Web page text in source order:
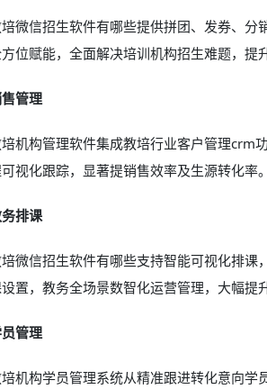
微信招生软件有哪些提供拼团、发券、
位赋能，全面解决培训机构招生难题，提
管理
机构管理软件集成教培行业客户管理crm
视化跟踪，显著提销售效率及生源转化率。
排课
微信招生软件有哪些支持智能可视化排
置，教务全场景数智化运营管理，大幅提
管理
机构学员管理系统从精准跟进转化意向